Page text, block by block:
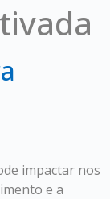
impactar nos
e a